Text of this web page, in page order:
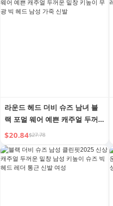
라운드 헤드 더비 슈즈 남녀 블
랙 포멀 웨어 예쁜 캐주얼 두꺼
운 밑창 키높이 무광 빅 헤드 남
성 가죽 신발
$20.84$27.78